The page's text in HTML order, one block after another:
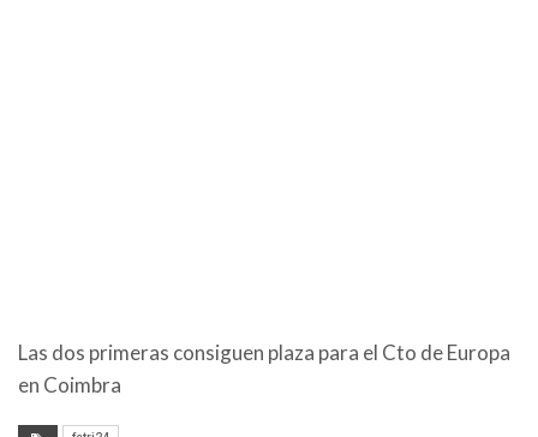
Las dos primeras consiguen plaza para el Cto de Europa
en Coimbra